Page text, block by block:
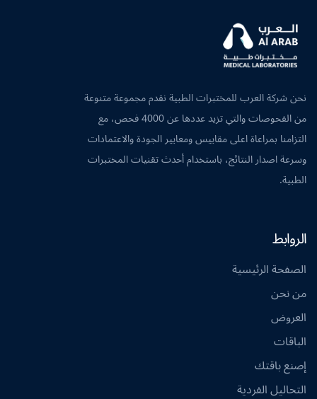
نحن شركة العرب للمختبرات الطبية نقدم مجموعة متنوعة
من الفحوصات والتي تزيد عددها عن 4000 فحص، مع
التزامنا بمراعاة اعلى مقاييس ومعايير الجودة والاعتمادات
وسرعة اصدار النتائج، باستخدام أحدث تقنيات المختبرات
الطبية.
الروابط
الصفحة الرئيسية
من نحن
العروض
الباقات
إصنع باقتك
التحاليل الفردية